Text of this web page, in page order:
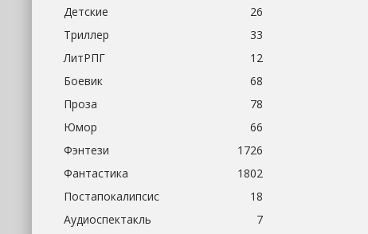
Детские
26
Триллер
33
ЛитРПГ
12
Боевик
68
Проза
78
Юмор
66
Фэнтези
1726
Фантастика
1802
Постапокалипсис
18
Аудиоспектакль
7